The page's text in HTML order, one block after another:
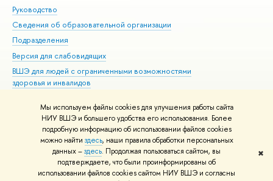
Мы используем файлы cookies для улучшения работы сайта
НИУ ВШЭ и большего удобства его использования. Более
подробную информацию об использовании файлов cookies
можно найти здесь, наши правила обработки персональных
данных –здесь. Продолжая пользоваться сайтом, вы
подтверждаете, что были проинформированы об
использовании файлов cookies сайтом НИУ ВШЭ и согласны
✖
Руководство
Сведения об образовательной организации
Подразделения
Версия для слабовидящих
ВШЭ для людей с ограниченными возможностями
здоровья и инвалидов
© НИУ ВШЭ 1993–2026 Адреса и контакты Условия использования